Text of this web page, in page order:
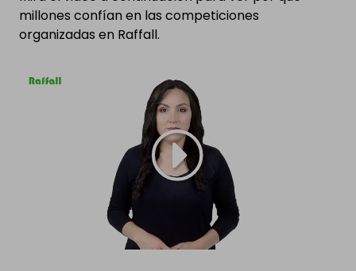
millones confían en las competiciones
organizadas en Raffall.